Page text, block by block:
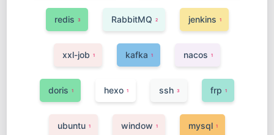
redis 3 RabbitMQ 2 jenkins 1
xxl-job 1 kafka 1 nacos 1
doris 1 hexo 1 ssh 3 frp 1
ubuntu 1 window 1 mysql 1